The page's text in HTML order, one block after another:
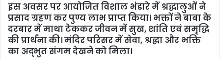
इस अवसर पर आयोजित विशाल भंडारे में श्रद्धालुओं ने
प्रसाद ग्रहण कर पुण्य लाभ प्राप्त किया। भक्तों ने बाबा के
दरबार में माथा टेककर जीवन में सुख, शांति एवं समृद्धि
की प्रार्थना की। मंदिर परिसर में सेवा, श्रद्धा और भक्ति
का अद्भुत संगम देखने को मिला।